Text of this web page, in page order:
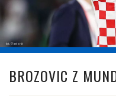
fot. © inter.it
BROZOVIC Z